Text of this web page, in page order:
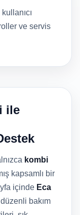
ve servis
ile
kombi
kapsamlı bir
içinde Eca
bakım